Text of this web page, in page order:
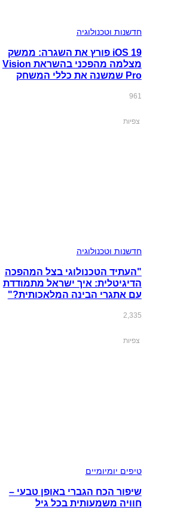
חדשנות וטכנולוגיה
iOS 19 פורץ את השגרה: ממשק
מצלמה מהפכני בהשראת Vision
Pro שמשנה את כללי המשחק
961
צפיות
חדשנות וטכנולוגיה
"העתיד הטכנולוגי בצל המהפכה
הדיגיטלית: איך ישראל מתמודדת
עם אתגרי הבינה המלאכותית?"
2,335
צפיות
טיפים יומיומיים
שיפור הכח הגברי באופן טבעי –
חוויה משמעותית בכל גיל